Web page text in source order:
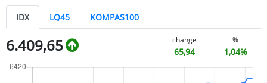
IDX LQ45 KOMPAS100
6.409,65 change
65,94
%
1,04%